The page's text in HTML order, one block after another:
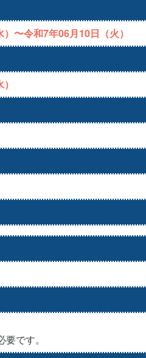
〜令和7年06月10日（火）
です。